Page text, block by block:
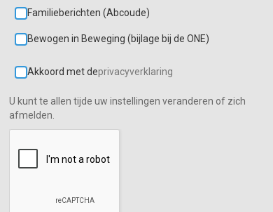
Familieberichten (Abcoude)
Bewogen in Beweging (bijlage bij de ONE)
Akkoord met deprivacyverklaring
U kunt te allen tijde uw instellingen veranderen of zich
afmelden.